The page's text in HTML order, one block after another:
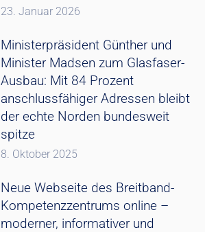
23. Januar 2026
Ministerpräsident Günther und
Minister Madsen zum Glasfaser-
Ausbau: Mit 84 Prozent
anschlussfähiger Adressen bleibt
der echte Norden bundesweit
spitze
8. Oktober 2025
Neue Webseite des Breitband-
Kompetenzzentrums online –
moderner, informativer und